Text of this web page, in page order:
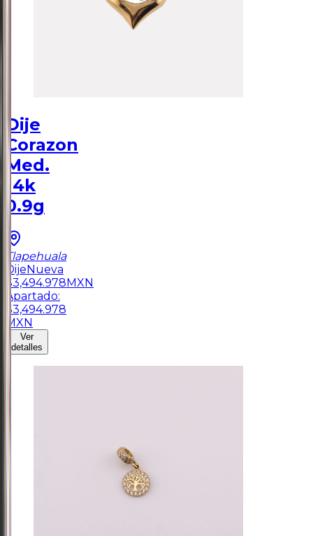
Dije
Corazon
Med.
14k
0.9g
Tlapehuala
DijeNueva
$3,494.978MXN
Apartado:
$3,494.978
MXN
Ver
detalles